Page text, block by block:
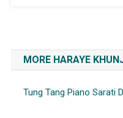
MORE HARAYE
Tung Tang Piano Sarati